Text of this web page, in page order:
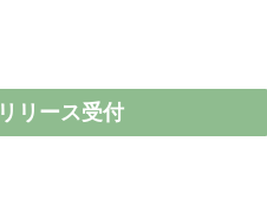
リリース受付